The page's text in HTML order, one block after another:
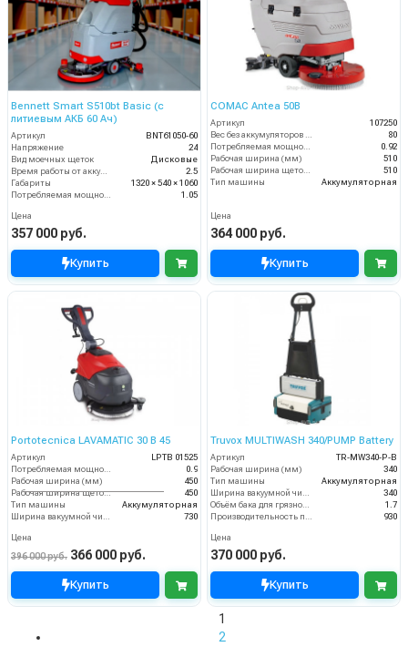
Bennett Smart S510bt Basic (с
литиевым АКБ 60 Ач)
Артикул
BNT61050-60
Напряжение
24
Вид моечных щеток
Дисковые
Время работы от аккумуляторов (ч)
2.5
Габариты
1320 × 540 × 1060
1.05
Цена
357 000 руб.
Купить
COMAC Antea 50B
Артикул
107250
80
0.92
Рабочая ширина (мм)
510
510
Тип машины
Аккумуляторная
Цена
364 000 руб.
Купить
Portotecnica LAVAMATIC 30 B 45
Артикул
LPTB 01525
Потребляемая мощность (кВт)
0.9
Рабочая ширина (мм)
450
Рабочая ширина щеток (мм)
450
Тип машины
Аккумуляторная
Ширина вакуумной чистки (мм)
730
Цена
396 000 руб. 366 000 руб.
Купить
Truvox MULTIWASH 340/PUMP Battery
Артикул
TR-MW340-P-B
Рабочая ширина (мм)
340
Тип машины
Аккумуляторная
Ширина вакуумной чистки (мм)
340
Объём бака для грязной воды (пыли) (л)
1.7
Производительность по площади (м2/ч)
930
Цена
370 000 руб.
Купить
1
2